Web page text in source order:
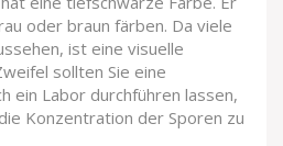
oder braun färben. Da viele
ist eine visuelle
sollten Sie eine
ein Labor durchführen lassen,
Konzentration der Sporen zu